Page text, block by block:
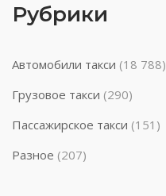
Рубрики
Автомобили такси (18 788)
Грузовое такси (290)
Пассажирское такси (151)
Разное (207)